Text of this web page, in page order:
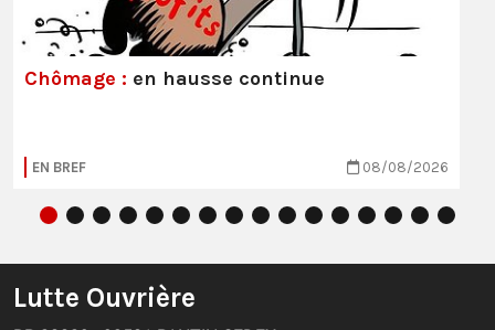
Chômage : en hausse continue
EN BREF 08/08/2026
Lutte Ouvrière